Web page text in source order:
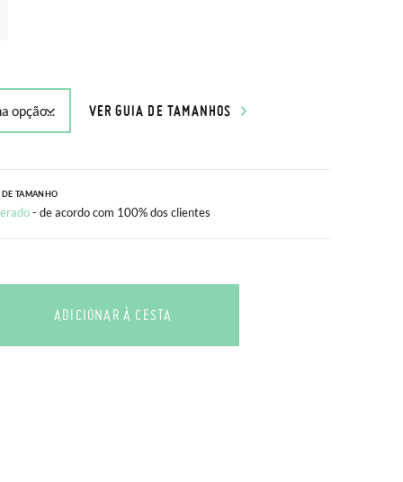
VER GUIA DE TAMANHOS
DE TAMANHO
- de acordo com 100% dos clientes
ADICIONAR À CESTA